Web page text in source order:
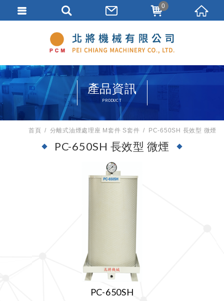
產品資訊
PRODUCT
首頁 分離式油煙處理座 M套件 S套件 PC-650SH 長效型 微煙
PC-650SH 長效型 微煙
PC-650SH
0